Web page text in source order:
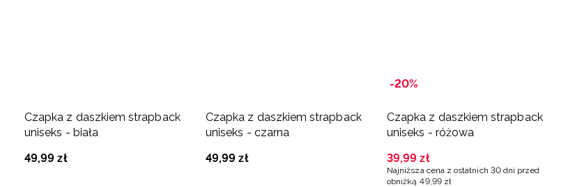
Czapka z daszkiem strapback
uniseks - biała
49,99 zł
Czapka z daszkiem strapback
uniseks - czarna
49,99 zł
-20%
Czapka z daszkiem strapback
uniseks - różowa
39,99 zł
Najniższa cena z ostatnich 30 dni przed
obniżką 49,99 zł